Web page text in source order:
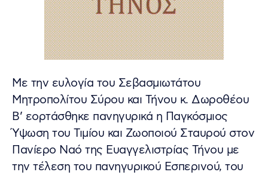
Με την ευλογία του Σεβασμιωτάτου
Μητροπολίτου Σύρου και Τήνου κ. Δωροθέου
Β’ εορτάσθηκε πανηγυρικά η Παγκόσμιος
Ύψωση του Τιμίου και Ζωοποιού Σταυρού στον
Πανίερο Ναό της Ευαγγελιστρίας Τήνου με
την τέλεση του πανηγυρικού Εσπερινού, του